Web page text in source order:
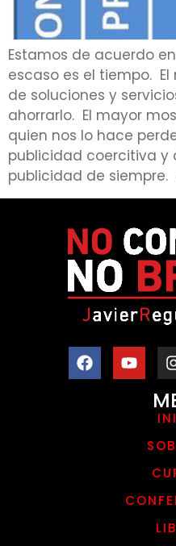
Estamos de acuerdo
escaso es el tiempo.
de soluciones y
ahorrarlo. El mayor
quien nos lo hace
publicidad coercitiva y
publicidad de siempre.